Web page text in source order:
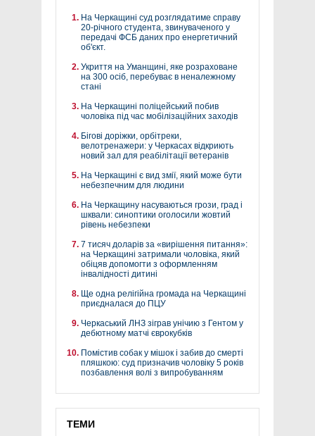
На Черкащині суд розглядатиме справу
20-річного студента, звинуваченого у
передачі ФСБ даних про енергетичний
об'єкт.
Укриття на Уманщині, яке розраховане
на 300 осіб, перебуває в неналежному
стані
На Черкащині поліцейський побив
чоловіка під час мобілізаційних заходів
Бігові доріжки, орбітреки,
велотренажери: у Черкасах відкриють
новий зал для реабілітації ветеранів
На Черкащині є вид змії, який може бути
небезпечним для людини
На Черкащину насуваються грози, град і
шквали: синоптики оголосили жовтий
рівень небезпеки
7 тисяч доларів за «вирішення питання»:
на Черкащині затримали чоловіка, який
обіцяв допомогти з оформленням
інвалідності дитині
Ще одна релігійна громада на Черкащині
приєдналася до ПЦУ
Черкаський ЛНЗ зіграв унічию з Гентом у
дебютному матчі єврокубків
Помістив собак у мішок і забив до смерті
пляшкою: суд призначив чоловіку 5 років
позбавлення волі з випробуванням
ТЕМИ